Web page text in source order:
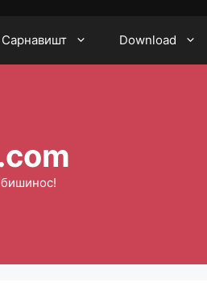
Сарнавишт Download